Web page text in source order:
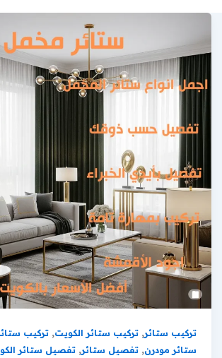
تركيب ستائر,تركيب ستائر الكويت,تركيب ستائر
ستائر مودرن,تفصيل ستائر,تفصيل ستائر